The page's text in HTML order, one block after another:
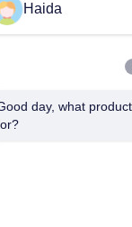
u op onze
Haida
day, what